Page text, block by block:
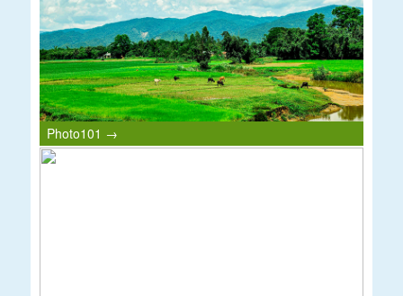
Photo101 →